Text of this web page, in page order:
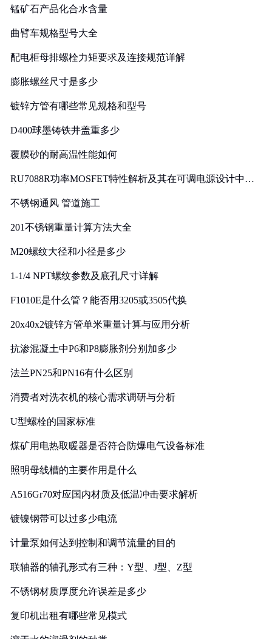
锰矿石产品化合水含量
曲臂车规格型号大全
配电柜母排螺栓力矩要求及连接规范详解
膨胀螺丝尺寸是多少
镀锌方管有哪些常见规格和型号
D400球墨铸铁井盖重多少
覆膜砂的耐高温性能如何
RU7088R功率MOSFET特性解析及其在可调电源设计中的
不锈钢通风 管道施工
201不锈钢重量计算方法大全
M20螺纹大径和小径是多少
1-1/4 NPT螺纹参数及底孔尺寸详解
F1010E是什么管？能否用3205或3505代换
20x40x2镀锌方管单米重量计算与应用分析
抗渗混凝土中P6和P8膨胀剂分别加多少
法兰PN25和PN16有什么区别
消费者对洗衣机的核心需求调研与分析
U型螺栓的国家标准
煤矿用电热取暖器是否符合防爆电气设备标准
照明母线槽的主要作用是什么
A516Gr70对应国内材质及低温冲击要求解析
镀镍钢带可以过多少电流
计量泵如何达到控制和调节流量的目的
联轴器的轴孔形式有三种：Y型、J型、Z型
不锈钢材质厚度允许误差是多少
复印机出租有哪些常见模式